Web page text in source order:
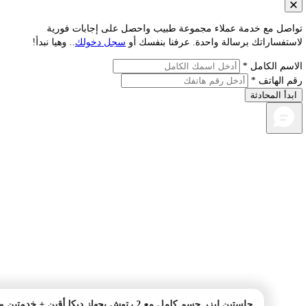
مع خدمة عملاء مجموعة طبيب واحصل على إجابات فورية
برسالة واحدة. عرفنا بنفسك أوسجل دخولك.. وهيا نبدأ!
الكامل *
الهاتف *
المحادثة